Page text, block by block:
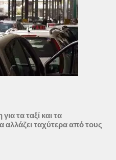
τα ταξί και τα
αλλάζει ταχύτερα από τους